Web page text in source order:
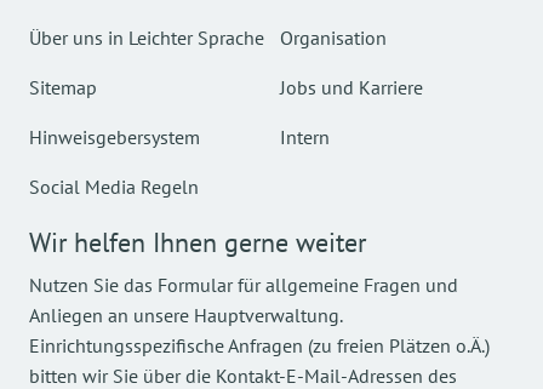
Über uns in Leichter Sprache
Sitemap
Hinweisgebersystem
Social Media Regeln
Organisation
Jobs und Karriere
Intern
Wir helfen Ihnen gerne weiter
Nutzen Sie das Formular für allgemeine Fragen und
Anliegen an unsere Hauptverwaltung.
Einrichtungsspezifische Anfragen (zu freien Plätzen o.Ä.)
bitten wir Sie über die Kontakt-E-Mail-Adressen des